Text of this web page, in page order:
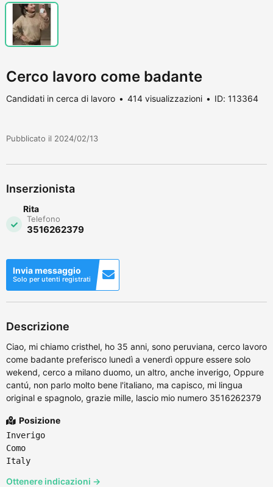
Cerco lavoro come badante
Candidati in cerca di lavoro 414 visualizzazioni ID: 113364
Pubblicato il 2024/02/13
Inserzionista
Rita
Telefono
3516262379
Invia messaggio
Solo per utenti registrati
Descrizione
Ciao, mi chiamo cristhel, ho 35 anni, sono peruviana, cerco lavoro
come badante preferisco lunedì a venerdì oppure essere solo
wekend, cerco a milano duomo, un altro, anche inverigo, Oppure
cantú, non parlo molto bene l'italiano, ma capisco, mi lingua
original e spagnolo, grazie mille, lascio mio numero 3516262379
Posizione
Inverigo
Como
Italy
Ottenere indicazioni →